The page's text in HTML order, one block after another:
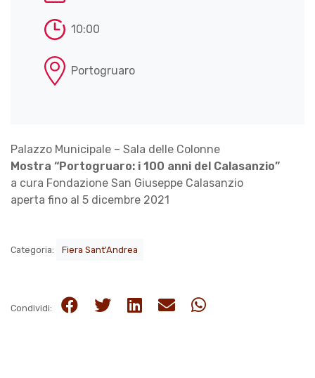
10:00
Portogruaro
Palazzo Municipale – Sala delle Colonne
Mostra “Portogruaro: i 100 anni del Calasanzio”
a cura Fondazione San Giuseppe Calasanzio
aperta fino al 5 dicembre 2021
Categoria: Fiera Sant'Andrea
Condividi: